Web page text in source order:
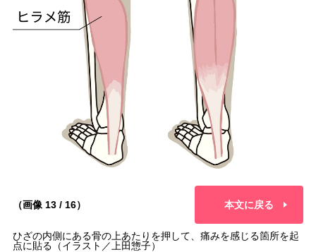
（画像 13 / 16） 本文に戻る
ひざの内側にある骨の上あたりを押して、痛みを感じる箇所を起
点に貼る（イラスト／上田惣子）